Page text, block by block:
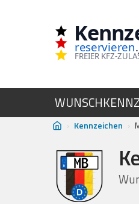
reservieren
FREIER KFZ-
› Kennzeichen ›